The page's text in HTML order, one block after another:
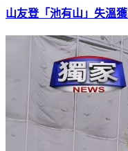
山友登「池有山」失溫